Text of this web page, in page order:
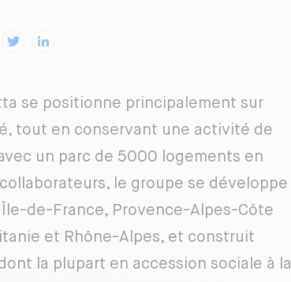
se positionne principalement sur
tout en conservant une activité de
un parc de 5000 logements en
le groupe se développe
de-France, Provence-Alpes-Côte
et Rhône-Alpes, et construit
la plupart en accession sociale à la